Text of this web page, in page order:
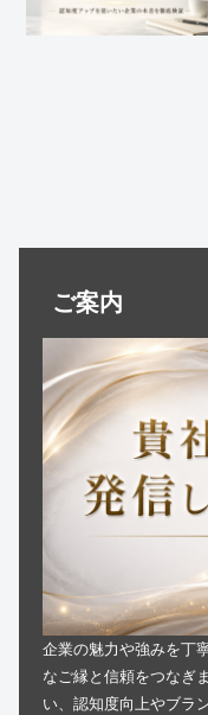
ご案内
企業の魅力や強みを丁
なご縁と信頼をつなぎ
い、認知度向上やブラ